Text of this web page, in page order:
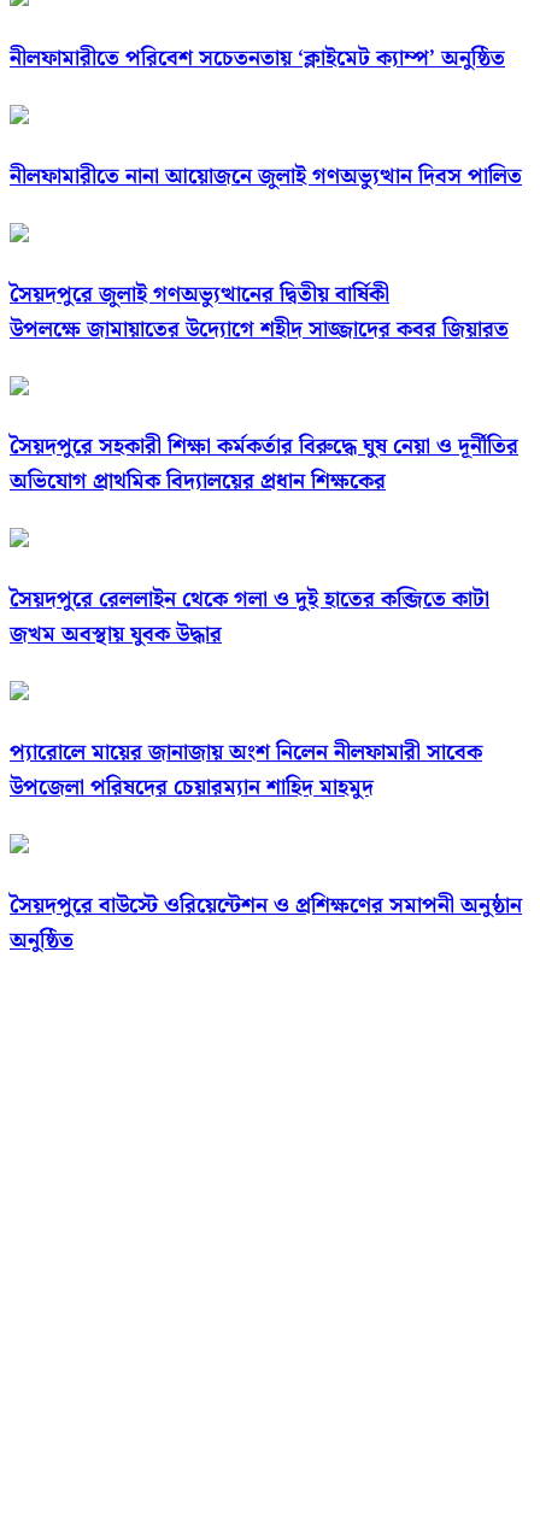
নীলফামারীতে পরিবেশ সচেতনতায় ‘ক্লাইমেট ক্যাম্প’ অনুষ্ঠিত
নীলফামারীতে নানা আয়োজনে জুলাই গণঅভ্যুত্থান দিবস পালিত
সৈয়দপুরে জুলাই গণঅভ্যুত্থানের দ্বিতীয় বার্ষিকী
উপলক্ষে জামায়াতের উদ্যোগে শহীদ সাজ্জাদের কবর জিয়ারত
সৈয়দপুরে সহকারী শিক্ষা কর্মকর্তার বিরুদ্ধে ঘুষ নেয়া ও দূর্নীতির
অভিযোগ প্রাথমিক বিদ্যালয়ের প্রধান শিক্ষকের
সৈয়দপুরে রেললাইন থেকে গলা ও দুই হাতের কব্জিতে কাটা
জখম অবস্থায় যুবক উদ্ধার
প্যারোলে মায়ের জানাজায় অংশ নিলেন নীলফামারী সাবেক
উপজেলা পরিষদের চেয়ারম্যান শাহিদ মাহমুদ
সৈয়দপুরে বাউস্টে ওরিয়েন্টেশন ও প্রশিক্ষণের সমাপনী অনুষ্ঠান
অনুষ্ঠিত